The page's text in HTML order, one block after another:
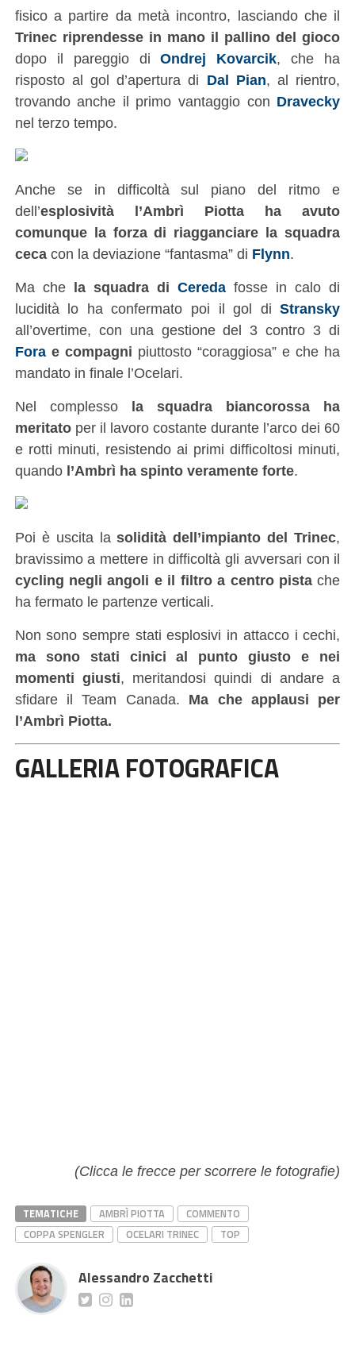
fisico a partire da metà incontro, lasciando che il
Trinec riprendesse in mano il pallino del gioco
dopo il pareggio diOndrej Kovarcik, che ha
risposto al gol d’apertura di Dal Pian, al rientro,
trovando anche il primo vantaggio con Dravecky
nel terzo tempo.
Anche se in difficoltà sul piano del ritmo e
dell’esplosività l’Ambrì Piotta ha avuto
comunque la forza di riagganciare la squadra
cecacon la deviazione “fantasma” di Flynn.
Ma che la squadra diCereda fosse in calo di
lucidità lo ha confermato poi il gol diStransky
all’overtime, con una gestione del 3 contro 3 di
Forae compagni piuttosto “coraggiosa” e che ha
mandato in finale l’Ocelari.
Nel complesso la squadra biancorossa ha
meritatoper il lavoro costante durante l’arco dei 60
e rotti minuti, resistendo ai primi difficoltosi minuti,
quando l’Ambrì ha spinto veramente forte.
Poi è uscita lasolidità dell’impianto del Trinec,
bravissimo a mettere in difficoltà gli avversari con il
cycling negli angoli e il filtro a centro pistache
ha fermato le partenze verticali.
Non sono sempre stati esplosivi in attacco i cechi,
ma sono stati cinici al punto giusto e nei
momenti giusti, meritandosi quindi di andare a
sfidare il Team Canada. Ma che applausi per
l’Ambrì Piotta.
GALLERIA FOTOGRAFICA
(Clicca le frecce per scorrere le fotografie)
TEMATICHE AMBRÌ PIOTTA
COMMENTO
COPPA SPENGLER
OCELARI TRINEC TOP
Alessandro Zacchetti